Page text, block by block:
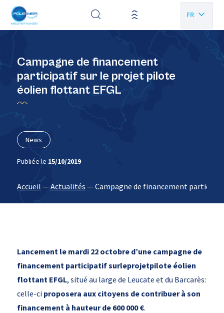
FR
EN
Campagne de financement
participatif sur le projet pilote
éolien flottant EFGL
News
Publiée le 15/10/2019
Accueil —Actualités —Campagne de financement
Lancement le mardi 22 octobre d’une campagne de
financement participatif surleprojetpilote éolien
flottant EFGL, situé au large de Leucate et du Barcarès:
celle-ci proposera aux citoyens de contribuer à son
financement à hauteur de 600 000 €.
Panneau de gestion des cookies